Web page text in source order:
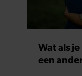
Wat als
een